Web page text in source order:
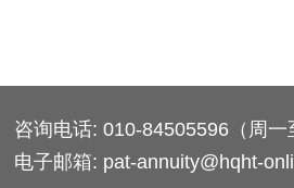
咨询电话: 010-84505596（周
电子邮箱: pat-annuity@hqht-